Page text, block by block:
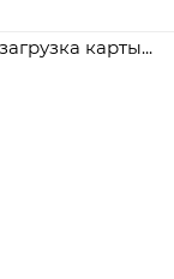
загрузка карты...